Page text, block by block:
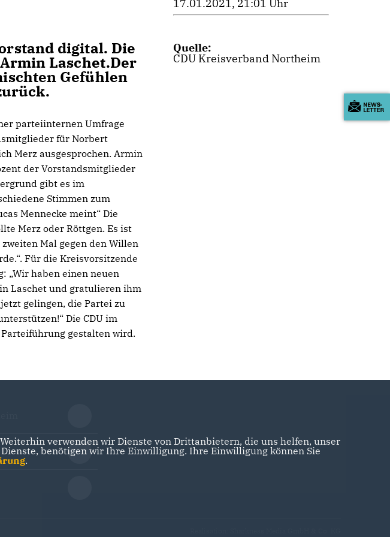
digital. Die
Laschet.Der
Gefühlen
parteiinternen Umfrage
für Norbert
Merz ausgesprochen. Armin
der Vorstandsmitglieder
gibt es im
Stimmen zum
Mennecke meint“ Die
Merz oder Röttgen. Es ist
Mal gegen den Willen
Für die Kreisvorsitzende
„Wir haben einen neuen
Laschet und gratulieren ihm
gelingen, die Partei zu
Die CDU im
gestalten wird.
17.01.2021, 21:01 Uhr
Quelle:
CDU Kreisverband Northeim
verwenden wir Dienste von Drittanbietern, die uns helfen, unser
benötigen wir Ihre Einwilligung. Ihre Einwilligung können Sie
.